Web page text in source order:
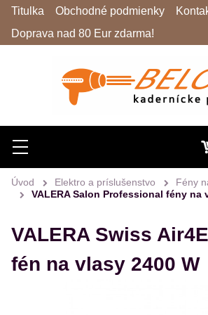
Hľadať
Menu
Titulka Obchodné podmienky
Doprava nad 80 Eur zdarma!
Úvod Elektro a príslušenstvo
Fény
VALERA Salon Professional fény na
VALERA Swiss
fén na vlasy 2400 W